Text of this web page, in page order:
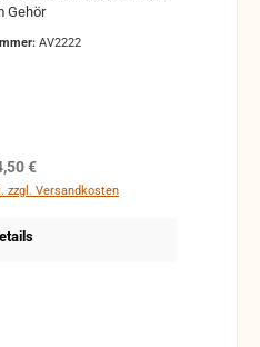
Gehör
AV2222
Preis:
€
zzgl. Versandkosten